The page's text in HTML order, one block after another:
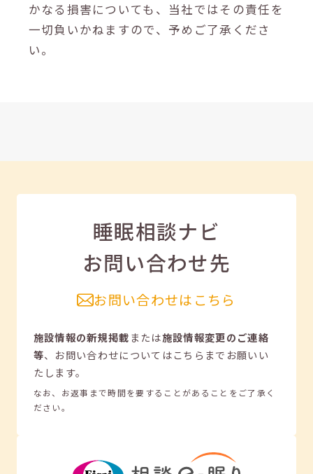
かなる損害についても、当社ではその責任を
一切負いかねますので、予めご了承くださ
い。
睡眠相談ナビ
お問い合わせ先
お問い合わせはこちら
施設情報の新規掲載または施設情報変更のご連絡
等、 お問い合わせについてはこちらまでお願いい
たします。
なお、お返事まで時間を要することがあることをご了承く
ださい。